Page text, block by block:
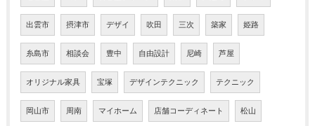
出雲市 摂津市 デザイ 吹田 三次 築家 姫路
糸島市 相談会 豊中 自由設計 尼崎 芦屋
オリジナル家具 宝塚 デザインテクニック テクニック
岡山市 周南 マイホーム 店舗コーディネート 松山